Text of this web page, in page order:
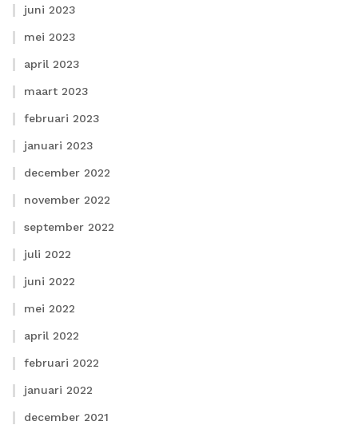
juni 2023
mei 2023
april 2023
maart 2023
februari 2023
januari 2023
december 2022
november 2022
september 2022
juli 2022
juni 2022
mei 2022
april 2022
februari 2022
januari 2022
december 2021